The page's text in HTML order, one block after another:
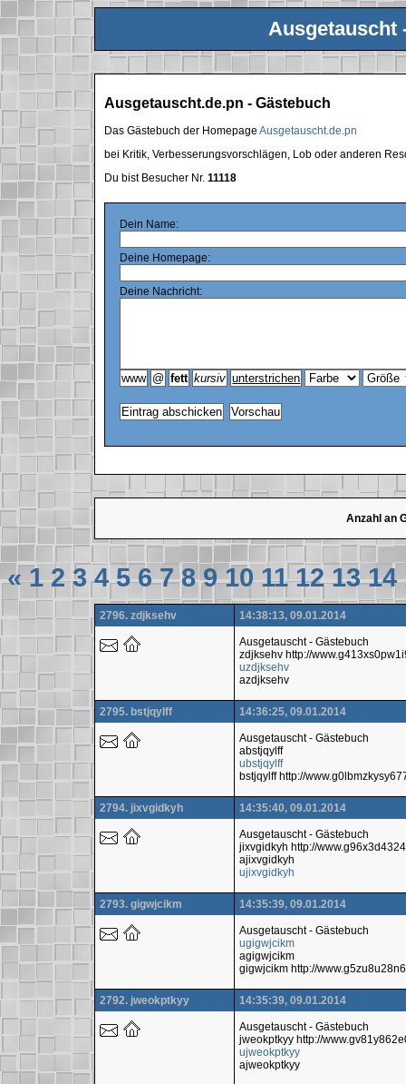
Ausgetauscht
Ausgetauscht.de.pn - Gästebuch
Das Gästebuch der HomepageAusgetauscht.de.pn
bei Kritik, Verbesserungsvorschlägen, Lob oder anderen
Du bist Besucher Nr.11118
Dein Name:
Deine Homepage:
Deine Nachricht:
Anzahl an
« 1 2 3 4 5 6 7 8 9 10 11 12 13 14
2796. zdjksehv 14:38:13, 09.01.2014
Ausgetauscht - Gästebuch
zdjksehv http://
uzdjksehv
azdjksehv
2795. bstjqylff 14:36:25, 09.01.2014
Ausgetauscht - Gästebuch
abstjqylff
ubstjqylff
bstjqylff http://
2794. jixvgidkyh 14:35:40, 09.01.2014
Ausgetauscht - Gästebuch
jixvgidkyh http://
ajixvgidkyh
ujixvgidkyh
2793. gigwjcikm 14:35:39, 09.01.2014
Ausgetauscht - Gästebuch
ugigwjcikm
agigwjcikm
gigwjcikm http://
2792. jweokptkyy 14:35:39, 09.01.2014
Ausgetauscht - Gästebuch
jweokptkyy http://
ujweokptkyy
ajweokptkyy